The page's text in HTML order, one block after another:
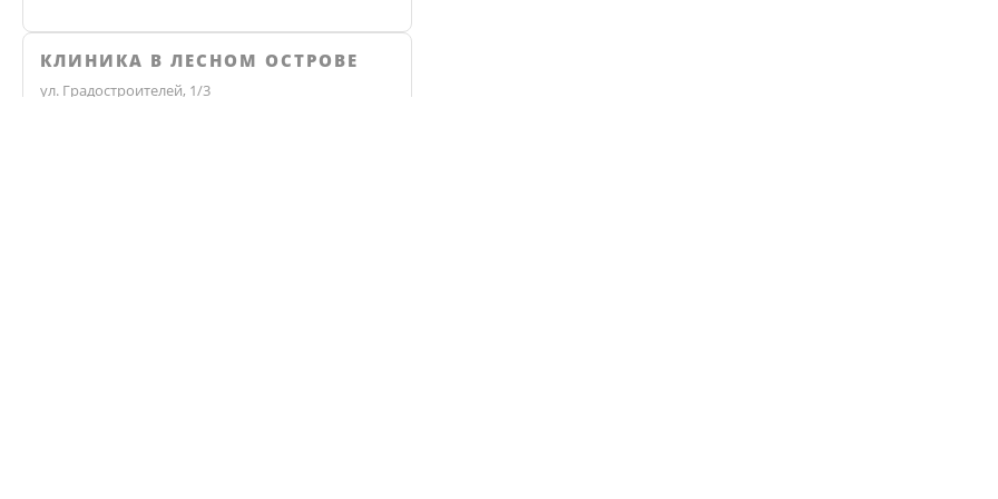
КЛИНИКА В ЛЕСНОМ ОСТРОВЕ
ул. Градостроителей, 1/3